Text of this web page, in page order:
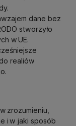
dane bez
stworzyło
w UE.
realiów
zrozumieniu,
i w jaki sposób